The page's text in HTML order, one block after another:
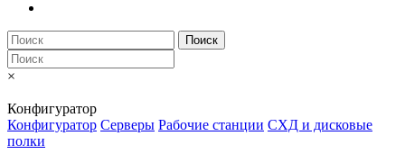
Поиск
×
Конфигуратор
Конфигуратор Серверы Рабочие станции СХД и дисковые
полки